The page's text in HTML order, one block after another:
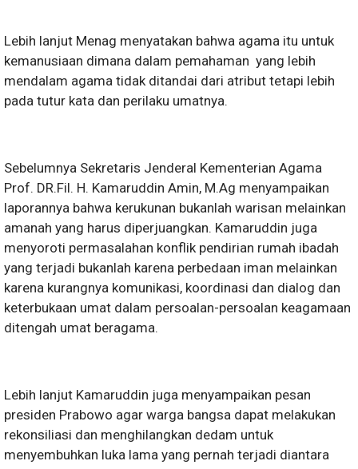
Lebih lanjut Menag menyatakan bahwa agama itu untuk
kemanusiaan dimana dalam pemahaman yang lebih
mendalam agama tidak ditandai dari atribut tetapi lebih
pada tutur kata dan perilaku umatnya.
Sebelumnya Sekretaris Jenderal Kementerian Agama
Prof. DR.Fil. H. Kamaruddin Amin, M.Ag menyampaikan
laporannya bahwa kerukunan bukanlah warisan melainkan
amanah yang harus diperjuangkan. Kamaruddin juga
menyoroti permasalahan konflik pendirian rumah ibadah
yang terjadi bukanlah karena perbedaan iman melainkan
karena kurangnya komunikasi, koordinasi dan dialog dan
keterbukaan umat dalam persoalan-persoalan keagamaan
ditengah umat beragama.
Lebih lanjut Kamaruddin juga menyampaikan pesan
presiden Prabowo agar warga bangsa dapat melakukan
rekonsiliasi dan menghilangkan dedam untuk
menyembuhkan luka lama yang pernah terjadi diantara